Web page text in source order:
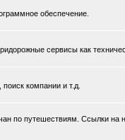
обеспечение.
сервисы как
компании и т.д.
по путешествиям. Ссылки на